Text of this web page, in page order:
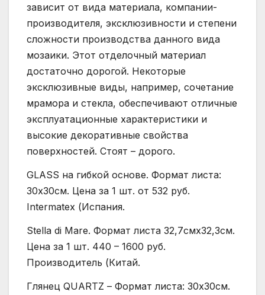
зависит от вида материала, компании-
производителя, эксклюзивности и степени
сложности производства данного вида
мозаики. Этот отделочный материал
достаточно дорогой. Некоторые
эксклюзивные виды, например, сочетание
мрамора и стекла, обеспечивают отличные
эксплуатационные характеристики и
высокие декоративные свойства
поверхностей. Стоят – дорого.
GLASS на гибкой основе. Формат листа:
30х30см. Цена за 1 шт. от 532 руб.
Intermatex (Испания.
Stella di Mare. Формат листа 32,7смх32,3см.
Цена за 1 шт. 440 – 1600 руб.
Производитель (Китай.
Глянец QUARTZ – Формат листа: 30х30см.